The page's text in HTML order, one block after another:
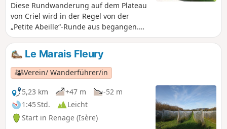
Diese Rundwanderung auf dem Plateau
von Criel wird in der Regel von der
„Petite Abeille“-Runde aus begangen.
Von der Schule in Criel aus folgt sie der
Route du Marais Fleury, wo auf der
rechten Seite noch ein alter
Brotbackofen steht, der bei festlichen
Anlässen genutzt wird. Anschließend
führt ein Feldweg durch Obstgärten,
Walnusshaine und Weiden auf einer
Strecke durch das Unterholz.
Le Marais Fleury
Verein/ Wanderführer/in
5,23 km
+47 m
-52 m
1:45 Std.
Leicht
Start in Renage (Isère)